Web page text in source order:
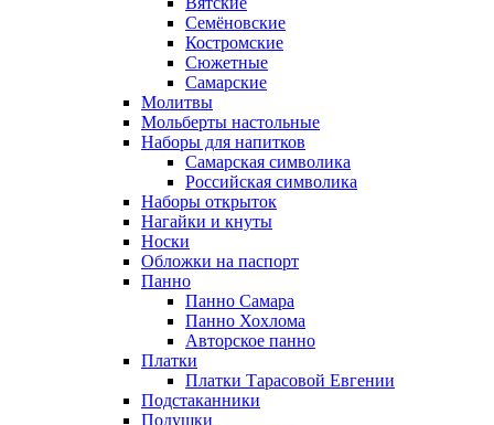
Семёновские
Костромские
Сюжетные
Самарские
Молитвы
Мольберты настольные
Наборы для напитков
Самарская символика
Российская символика
Наборы открыток
Нагайки и кнуты
Носки
Обложки на паспорт
Панно
Панно Самара
Панно Хохлома
Авторское панно
Платки
Платки Тарасовой Евгении
Подстаканники
Подушки